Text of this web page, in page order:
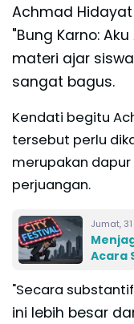
Achmad
"Bung Karno:
materi ajar
sangat bagus.
Kendati begitu
tersebut perlu
merupakan
perjuangan.
Jumat,
Acara
"Secara
ini lebih besar